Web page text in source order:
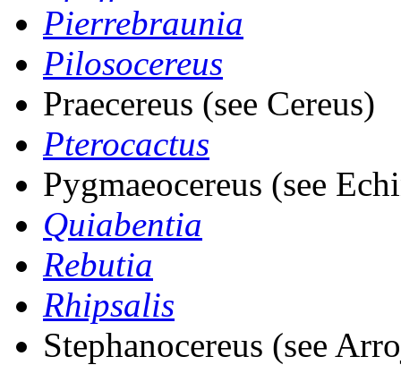
Pierrebraunia
Pilosocereus
Praecereus (see Cereus)
Pterocactus
Pygmaeocereus (see
Quiabentia
Rebutia
Rhipsalis
Stephanocereus (see